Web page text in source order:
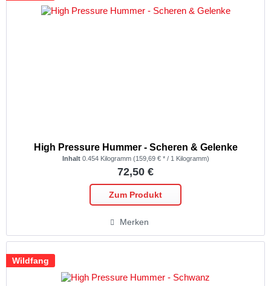
High Pressure Hummer - Scheren & Gelenke
Inhalt 0.454 Kilogramm (159,69 € * / 1 Kilogramm)
72,50 €
Zum Produkt
Merken
Wildfang